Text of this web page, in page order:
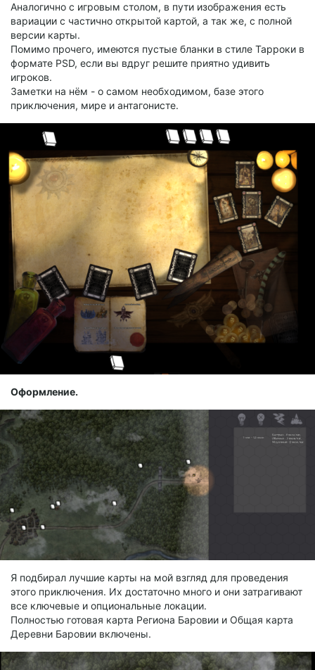
Аналогично с игровым столом, в пути изображения есть
вариации с частично открытой картой, а так же, с полной
версии карты.
Помимо прочего, имеются пустые бланки в стиле Тарроки в
формате PSD, если вы вдруг решите приятно удивить
игроков.
Заметки на нём - о самом необходимом, базе этого
приключения, мире и антагонисте.
Оформление.
Я подбирал лучшие карты на мой взгляд для проведения
этого приключения. Их достаточно много и они затрагивают
все ключевые и опциональные локации.
Полностью готовая карта Региона Баровии и Общая карта
Деревни Баровии включены.